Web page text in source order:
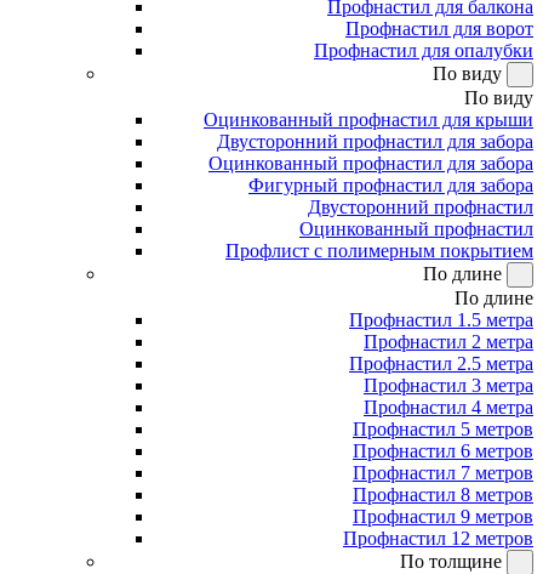
Профнастил для балкона
Профнастил для ворот
Профнастил для опалубки
По виду
По виду
Оцинкованный профнастил для крыши
Двусторонний профнастил для забора
Оцинкованный профнастил для забора
Фигурный профнастил для забора
Двусторонний профнастил
Оцинкованный профнастил
Профлист с полимерным покрытием
По длине
По длине
Профнастил 1.5 метра
Профнастил 2 метра
Профнастил 2.5 метра
Профнастил 3 метра
Профнастил 4 метра
Профнастил 5 метров
Профнастил 6 метров
Профнастил 7 метров
Профнастил 8 метров
Профнастил 9 метров
Профнастил 12 метров
По толщине